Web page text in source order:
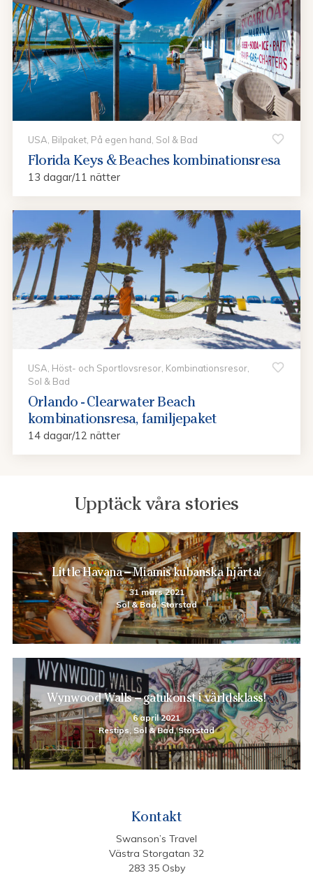
USA, Bilpaket, På egen hand, Sol & Bad
Florida Keys & Beaches kombinationsresa
13 dagar/11 nätter
USA, Höst- och Sportlovsresor, Kombinationsresor,
Sol & Bad
Orlando - Clearwater Beach
kombinationsresa, familjepaket
14 dagar/12 nätter
Upptäck våra stories
Little Havana – Miamis kubanska hjärta!
31 mars 2021
Sol & Bad, Storstad
Wynwood Walls – gatukonst i världsklass!
6 april 2021
Restips, Sol & Bad, Storstad
Kontakt
Swanson’s Travel
Västra Storgatan 32
283 35 Osby